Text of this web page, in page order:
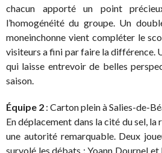
chacun apporté un point
l’homogénéité du groupe. Un
moneinchonne vient compléter le
visiteurs a fini par faire la différence.
qui laisse entrevoir de belles
saison.
Équipe 2 : Carton plein à Salies-de-
En déplacement dans la cité du sel, la
une autorité remarquable. Deux
survolé les débats : Yoann Dournel et